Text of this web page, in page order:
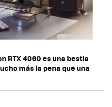
RTX 4060 es una bestia
más la pena que una